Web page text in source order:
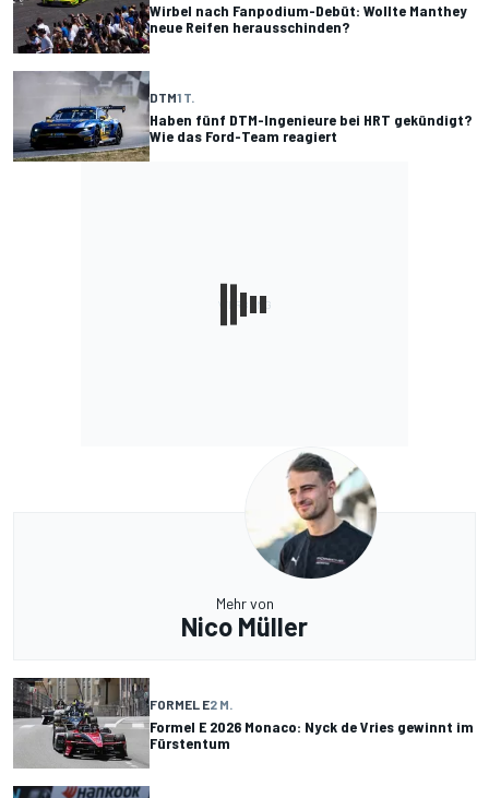
Wirbel nach Fanpodium-Debüt: Wollte Manthey
neue Reifen herausschinden?
DTM1 T.
Haben fünf DTM-Ingenieure bei HRT gekündigt?
Wie das Ford-Team reagiert
Mehr von
Nico Müller
FORMEL E2 M.
Formel E 2026 Monaco: Nyck de Vries gewinnt im
Fürstentum